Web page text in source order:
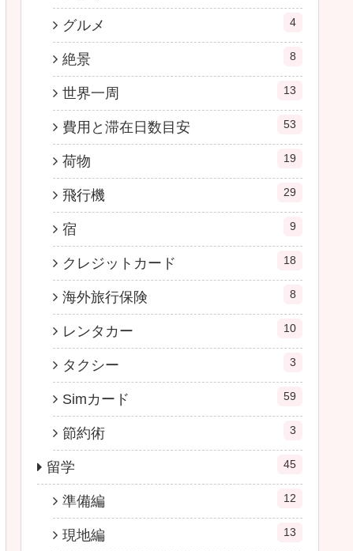
グルメ 4
絶景 8
世界一周 13
費用と滞在日数目安 53
荷物 19
飛行機 29
宿 9
クレジットカード 18
海外旅行保険 8
レンタカー 10
タクシー 3
Simカード 59
節約術 3
留学 45
準備編 12
現地編 13